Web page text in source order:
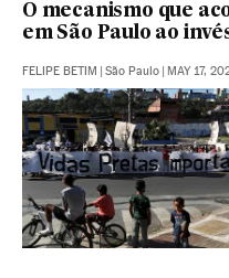
O mecanismo que
em São Paulo ao
FELIPE BETIM | São Paulo | MAY 17,